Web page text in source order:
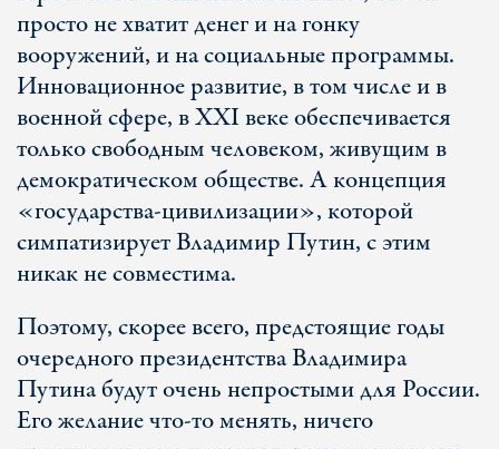
просто не хватит денег и на гонку
вооружений, и на социальные программы.
Инновационное развитие, в том числе и в
военной сфере, в XXI веке обеспечивается
только свободным человеком, живущим в
демократическом обществе. А концепция
«государства-цивилизации», которой
симпатизирует Владимир Путин, с этим
никак не совместима.
Поэтому, скорее всего, предстоящие годы
очередного президентства Владимира
Путина будут очень непростыми для России.
Его желание что-то менять, ничего